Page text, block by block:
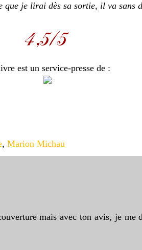
que je lirai dès sa sortie, il va sans
est un service-presse de :
, Marion Michau
mais avec ton avis, je